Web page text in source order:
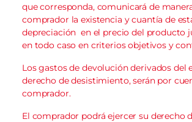
que corresponda, comunicará de
comprador la existencia y cuantía de
depreciación en el precio del producto
en todo caso en criterios objetivos y
Los gastos de devolución derivados del
derecho de desistimiento, serán por
comprador.
El comprador podrá ejercer su derecho